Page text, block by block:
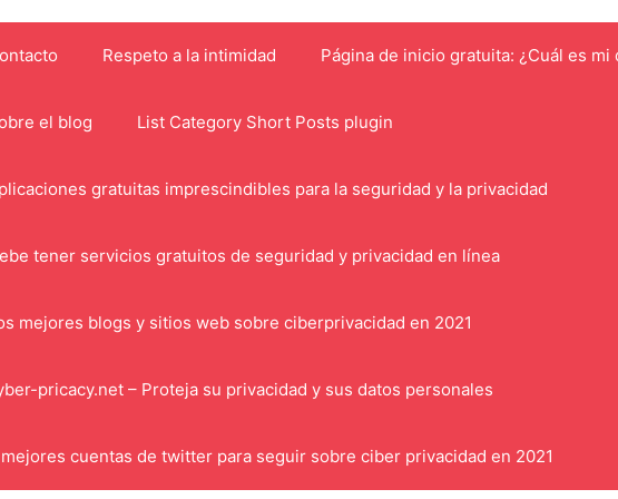
Respeto a la intimidad Página de inicio gratuita: ¿Cuál es mi
el blog List Category Short Posts plugin
gratuitas imprescindibles para la seguridad y la privacidad
tener servicios gratuitos de seguridad y privacidad en línea
mejores blogs y sitios web sobre ciberprivacidad en 2021
pricacy.net – Proteja su privacidad y sus datos personales
cuentas de twitter para seguir sobre ciber privacidad en 2021